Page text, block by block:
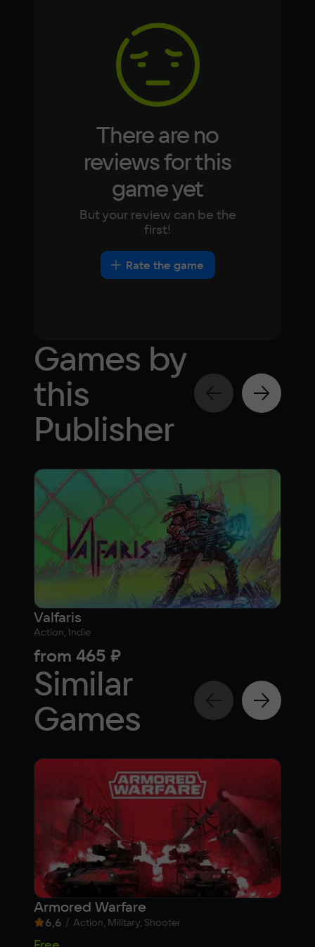
Video card
GeForce GTX 630
Japanese
There are no
reviews for this
game yet
But your review can be the
first!
Rate the game
Games by
this
Publisher
Valfaris
Action, Indie
from 465 ₽
Similar
Games
Armored Warfare
6,6 / Action, Military, Shooter